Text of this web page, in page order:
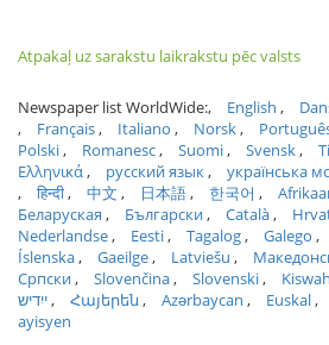
Atpakaļ uz sarakstu laikrakstu pēc valsts
Newspaper list WorldWide: English
Français
Italiano Norsk
Polski
Romanesc Suomi Svensk
Ελληνικά
русский язык українська
हिन्दी
中文 日本語 한국어
Беларуская
Български Català
Nederlandse
Eesti Tagalog Galego
Íslenska
Gaeilge Latviešu
Српски
Slovenčina Slovenski
ייִדיש
Հայերեն Azərbaycan Euskal
ayisyen